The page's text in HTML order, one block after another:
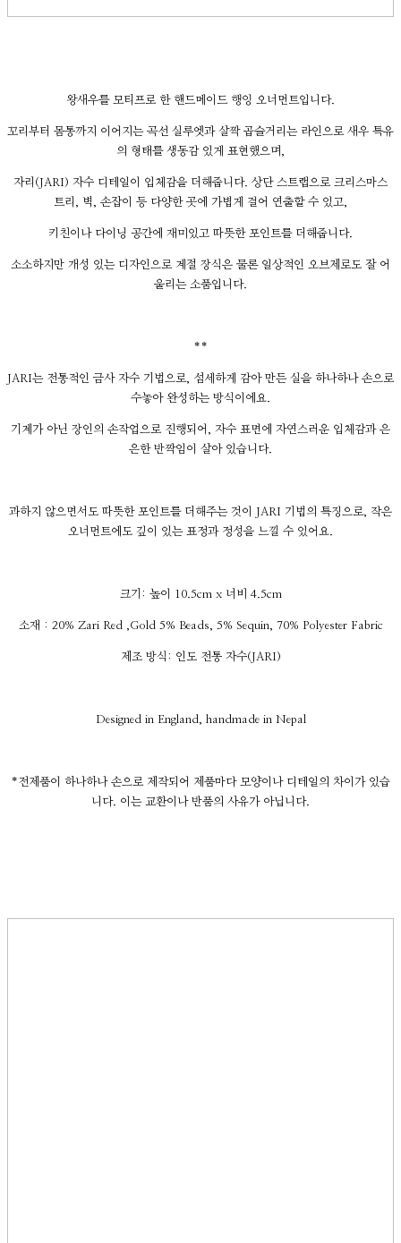
왕새우를 모티프로 한 핸드메이드 행잉 오너먼트입니다.
꼬리부터 몸통까지 이어지는 곡선 실루엣과 살짝 곱슬거리는 라인으로 새우 특유
의 형태를 생동감 있게 표현했으며,
자리(JARI) 자수 디테일이 입체감을 더해줍니다. 상단 스트랩으로 크리스마스
트리, 벽, 손잡이 등 다양한 곳에 가볍게 걸어 연출할 수 있고,
키친이나 다이닝 공간에 재미있고 따뜻한 포인트를 더해줍니다.
소소하지만 개성 있는 디자인으로 계절 장식은 물론 일상적인 오브제로도 잘 어
울리는 소품입니다.
**
JARI는 전통적인 금사 자수 기법으로, 섬세하게 감아 만든 실을 하나하나 손으로
수놓아 완성하는 방식이에요.
기계가 아닌 장인의 손작업으로 진행되어, 자수 표면에 자연스러운 입체감과 은
은한 반짝임이 살아 있습니다.
과하지 않으면서도 따뜻한 포인트를 더해주는 것이 JARI 기법의 특징으로, 작은
오너먼트에도 깊이 있는 표정과 정성을 느낄 수 있어요.
크기: 높이 10.5cm x 너비 4.5cm
소재 : 20% Zari Red ,Gold 5% Beads, 5% Sequin, 70% Polyester Fabric
제조 방식: 인도 전통 자수(JARI)
Designed in England, handmade in Nepal
*전제품이 하나하나 손으로 제작되어 제품마다 모양이나 디테일의 차이가 있습
니다. 이는 교환이나 반품의 사유가 아닙니다.